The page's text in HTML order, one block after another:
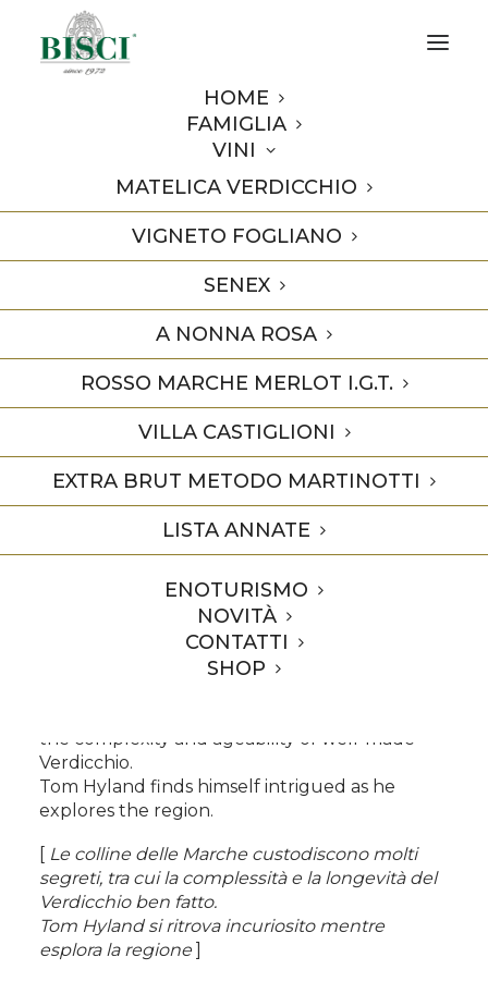
HOME
FAMIGLIA
VINI
MATELICA VERDICCHIO
VIGNETO FOGLIANO
SENEX
A NONNA ROSA
ROSSO MARCHE MERLOT I.G.T.
VILLA CASTIGLIONI
EXTRA BRUT METODO MARTINOTTI
LISTA ANNATE
ENOTURISMO
NOVITÀ
CONTATTI
SHOP
Verdicchio di Matelica 2013 -
90 pts Decanter
7 Novembre 2015 InPremi 1 Minuti
Home
Premi
Verdicchio di Matelica 2013 – 90 pts Decanter
From DECANTER • Italy 2015
Article: Trade Secret (pag 66) – by Tom Hyland
the complexity and ageability of well-made
Verdicchio.
Tom Hyland finds himself intrigued as he
explores the region.
[ Le colline delle Marche custodiscono molti
segreti, tra cui la complessità e la longevità del
Verdicchio ben fatto.
Tom Hyland si ritrova incuriosito mentre
esplora la regione ]